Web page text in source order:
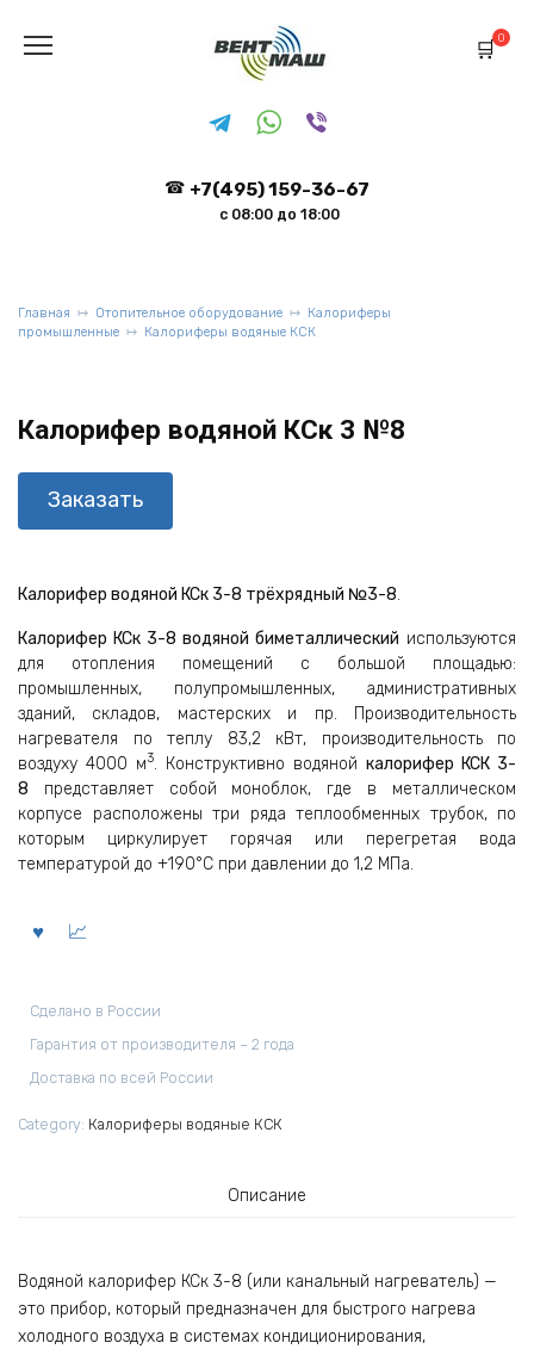
содержанию
+7(495) 159-36-67
с 08:00 до 18:00
0
Главная Отопительное оборудование
Калориферы
промышленные
Калориферы водяные КСК
Калорифер водяной КСк 3 №8
Заказать
Калорифер водяной КСк 3-8 трёхрядный №3-8.
Калорифер КСк 3-8 водяной биметаллический используются
для отопления помещений с большой площадью:
промышленных, полупромышленных, административных
зданий, складов, мастерских и пр. Производительность
нагревателя по теплу 83,2 кВт, производительность по
воздуху 4000 м3. Конструктивно водяной калорифер КСК 3-
8 представляет собой моноблок, где в металлическом
корпусе расположены три ряда теплообменных трубок, по
которым циркулирует горячая или перегретая вода
температурой до +190°С при давлении до 1,2 МПа.
Сделано в России
Гарантия от производителя – 2 года
Доставка по всей России
Category: Калориферы водяные КСК
Описание
Водяной калорифер КСк 3-8 (или канальный нагреватель) —
это прибор, который предназначен для быстрого нагрева
холодного воздуха в системах кондиционирования,